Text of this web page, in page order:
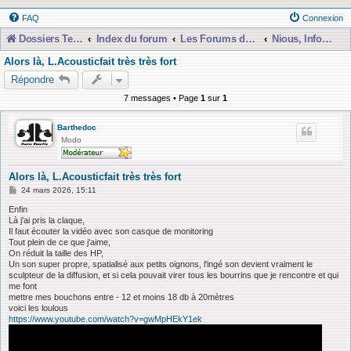
FAQ Connexion
Dossiers Techniques Index du forum Les Forums de Discussions
Nious, Infos, Tests et Tutos etc...
Alors là, L.Acousticfait très très fort
Répondre
7 messages • Page 1 sur 1
Barthedoc
Modo
Alors là, L.Acousticfait très très fort
M
s
s
a
g
e
24 mars 2026, 15:11
Enfin
Là j'ai pris la claque,
Il faut écouter la vidéo avec son casque de monitoring
Tout plein de ce que j'aime,
On réduit la taille des HP,
Un son super propre, spatialisé aux petits oignons, l'ingé son devient vraiment le
sculpteur de la diffusion, et si cela pouvait virer tous les bourrins que je rencontre et qui
me font
mettre mes bouchons entre - 12 et moins 18 db à 20mètres
voici les loulous
https://www.youtube.com/watch?v=gwMpHEkY1ek